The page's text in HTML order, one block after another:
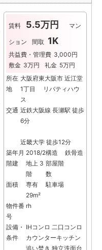
賃料 5.5万円 マン
ション 間取 1K
共益費・管理費 3,000円
敷金 3万円 礼金 5万円
所在
地
大阪府東大阪市 近江堂
1丁目 リバティハウ
ス
交通 近鉄大阪線 長瀬駅 徒歩
6分
近畿大学 徒歩12分
築年月 2018/2構造
鉄骨造
階建
地上 3
階
部屋階
数
面積
専有
29m²
駐車場
物件番
号
rh
設備・
条件
IHコンロ 二口コンロ
カウンターキッチン
追い焚き 独立洗面台